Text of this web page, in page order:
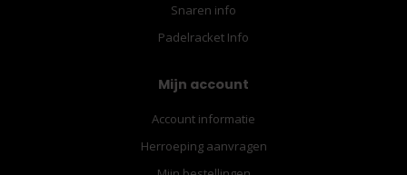
Snaren info
Padelracket Info
Mijn account
Account informatie
Herroeping aanvragen